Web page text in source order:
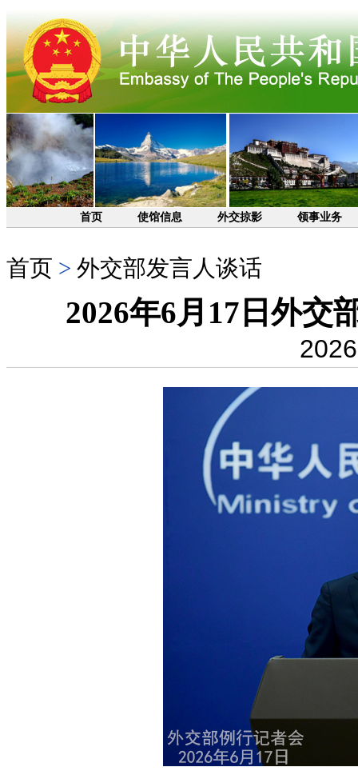
首页 使馆信息 外交掠影 领事业务
首页 > 外交部发言人谈话
2026年6月17日外交